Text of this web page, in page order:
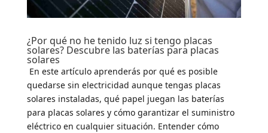
¿Por qué no he tenido luz si tengo placas
solares? Descubre las baterías para placas
solares
En este artículo aprenderás por qué es posible
quedarse sin electricidad aunque tengas placas
solares instaladas, qué papel juegan las baterías
para placas solares y cómo garantizar el suministro
eléctrico en cualquier situación. Entender cómo